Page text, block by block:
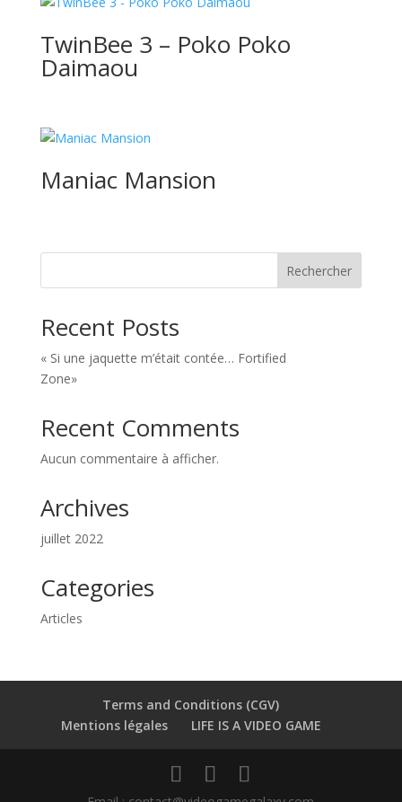
TwinBee 3 – Poko Poko
Daimaou
Maniac Mansion
Rechercher
Recent Posts
« Si une jaquette m’était contée… Fortified
Zone»
Recent Comments
Aucun commentaire à afficher.
Archives
juillet 2022
Categories
Articles
Terms and Conditions (CGV)
Mentions légales
LIFE IS A VIDEO GAME